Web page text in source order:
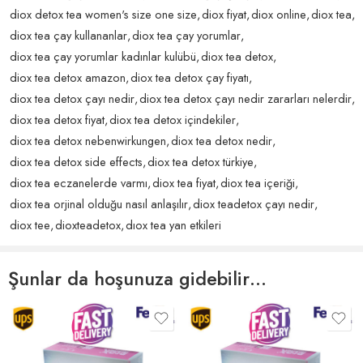
Etkili Zayıflama Desteği:Diox Tea’nin özel formülü, düzenli
kullanımda sağlıklı kilo vermenize yardımcı olur.
Doğal İçerikler:Diox Tea’nin içeriğinde zararlı kimyasal ve katkı
maddeleri bulunmamaktadır. Bu nedenle, güvenle kullanabilirsiniz.
Pratik Kullanım:
Günde sadece birkaç dakikanızı ayırarak Diox
Tea’yi hazırlayabilir ve zayıflama sürecinize destekleyebilirsiniz.
Diox Tea Nasıl Kullanılır?
Günde iki defa, yani sabah ve akşam yemekten 1 saat önce bir
bardak sıcak suya bir adet Diox Tea poşetini dökün ve karıştırın.
Not:Diox Tea, bir gıda takviyesidir ve sağlıklı bir yaşam tarzının yerine
geçmez. Hamilelik, emzirme dönemi veya herhangi bir sağlık
sorununuz varsa, ürünü kullanmadan önce lütfen doktorunuza danışın.
Sağlıklı bir detoks ve zayıflama deneyimi için Diox Tea’yı tercih
Helpful?
5 üzerinden
sueda(doğrulanmış kullanıcı)–22 Haziran 2024
Ürünü henüz deneme fırsatım olmadı ama kargo çok hızlı
dün akşam sipariş verdim ertesi gün öğlen ürün elime ulaştı
satıcı firmaya bu konuda çok teşekkür ediyorum
Helpful?
5 üzerinden
colpan aytekin fashion(doğrulanmış kullanıcı)
74.500 lə başladım bir aya neçə kq gedəcək görəsən🤔.
biray sonunda güncəlliyəcəm
diox detox tea women's size one size,diox fiyat,diox online,diox tea,
diox tea çay kullananlar,diox tea çay yorumlar,
diox tea çay yorumlar kadınlar kulübü,diox tea detox,
diox tea detox amazon,diox tea detox çay fiyatı,
diox tea detox çayı nedir,diox tea detox çayı nedir zararları nelerdir,
diox tea detox fiyat,diox tea detox içindekiler,
diox tea detox nebenwirkungen,diox tea detox nedir,
diox tea detox side effects,diox tea detox türkiye,
diox tea eczanelerde varmı,diox tea fiyat,diox tea içeriği,
diox tea orjinal olduğu nasıl anlaşılır,diox teadetox çayı nedir,
diox tee,dioxteadetox,dıox tea yan etkileri
Şunlar da hoşunuza gidebilir…